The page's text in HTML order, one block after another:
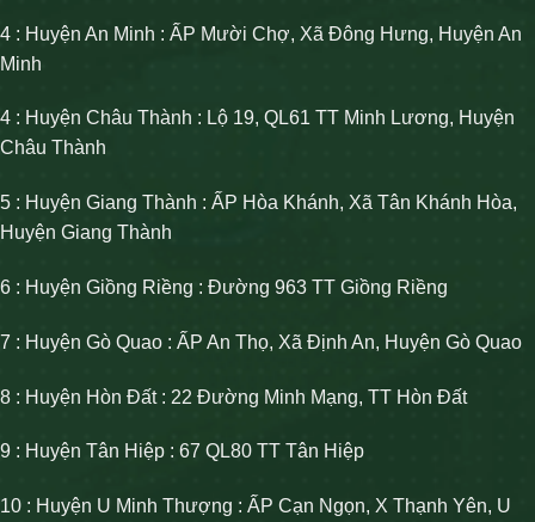
4 : Huyện An Minh : ẤP Mười Chợ, Xã Đông Hưng, Huyện An
Minh
4 : Huyện Châu Thành : Lộ 19, QL61 TT Minh Lương, Huyện
Châu Thành
5 : Huyện Giang Thành : ẤP Hòa Khánh, Xã Tân Khánh Hòa,
Huyện Giang Thành
6 : Huyện Giồng Riềng : Đường 963 TT Giồng Riềng
7 : Huyện Gò Quao : ẤP An Thọ, Xã Định An, Huyện Gò Quao
8 : Huyện Hòn Đất : 22 Đường Minh Mạng, TT Hòn Đất
9 : Huyện Tân Hiệp : 67 QL80 TT Tân Hiệp
10 : Huyện U Minh Thượng : ẤP Cạn Ngọn, X Thạnh Yên, U